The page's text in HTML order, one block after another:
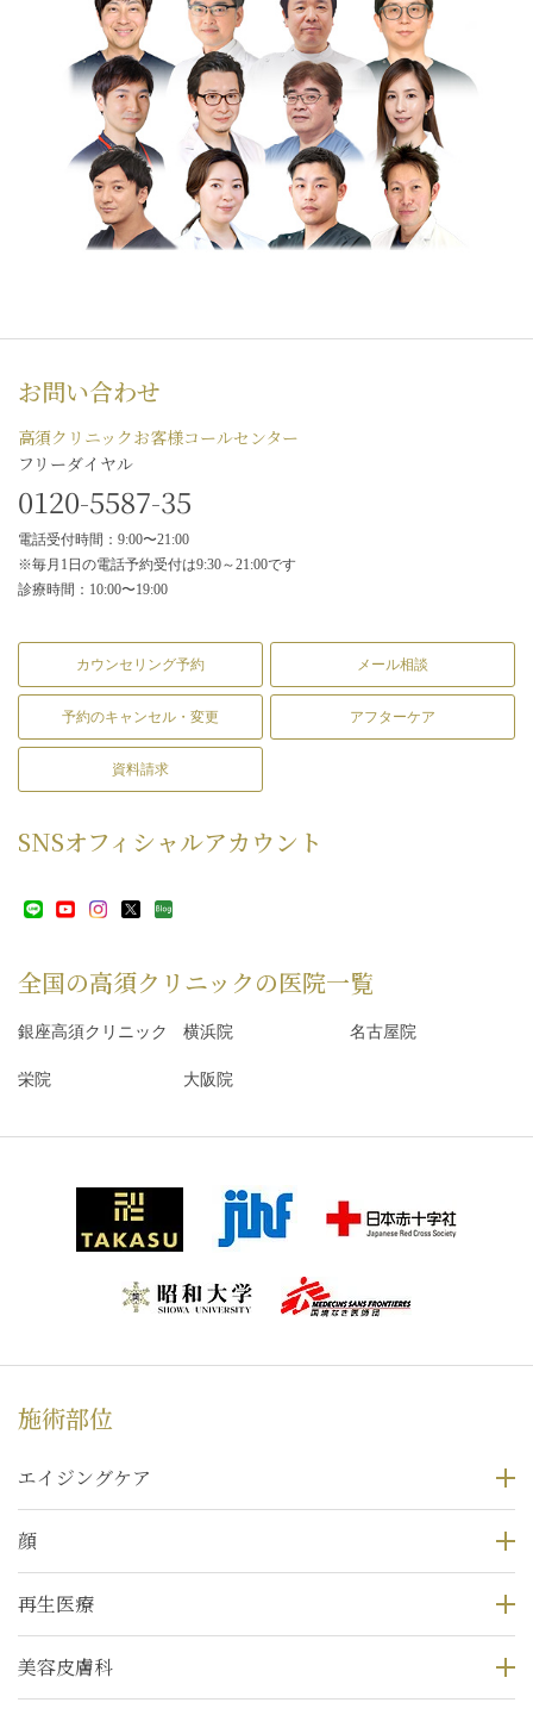
お問い合わせ
高須クリニックお客様コールセンター
フリーダイヤル
0120-5587-35
電話受付時間：9:00〜21:00
※毎月1日の電話予約受付は9:30～21:00です
診療時間：10:00〜19:00
カウンセリング予約 メール相談
予約のキャンセル・変更 アフターケア
資料請求
SNSオフィシャルアカウント
全国の高須クリニックの医院一覧
銀座高須クリニック 横浜院 名古屋院
栄院 大阪院
施術部位
エイジングケア
顔
再生医療
美容皮膚科